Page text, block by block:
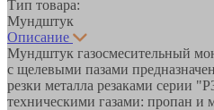
Тип товара:
Мундштук
Описание
Мундштук газосмесительный
с щелевыми пазами
резки металла резаками серии
техническими газами: пропан и